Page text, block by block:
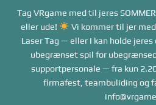
Tag VRgame med til jeres
eller ude!
Vi kommer til jer
Laser Tag — eller I kan holde jeres
ubegrænset spil for
supportpersonale — fra kun
firmafest, teambuliding og